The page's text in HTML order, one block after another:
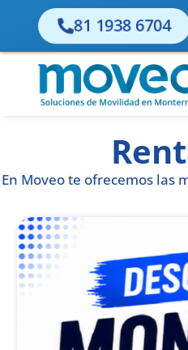
81 1938 6704
En Moveo te ofrecemos las